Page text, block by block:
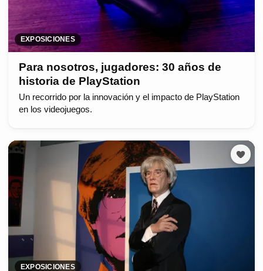
EXPOSICIONES
Para nosotros, jugadores: 30 años de
historia de PlayStation
Un recorrido por la innovación y el impacto de PlayStation
en los videojuegos.
EXPOSICIONES